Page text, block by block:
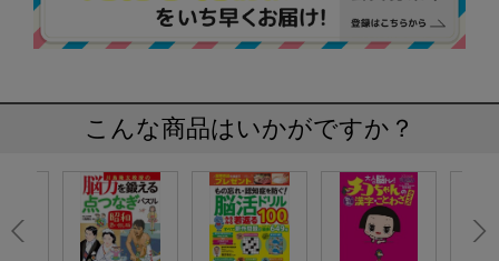
こんな商品はいかがですか？